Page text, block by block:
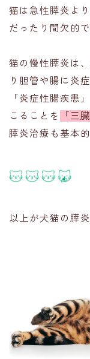
猫は急性膵炎よ
だったり間欠的
猫の慢性膵炎は
り胆管や腸に炎
「炎症性腸疾患
こることを
「三
膵炎治療も基本
以上が犬猫の膵